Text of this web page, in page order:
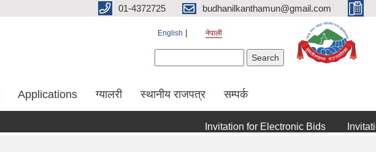
01-4372725 budhanilkanthamun@gmail.com
English नेपाली
Applications ग्यालरी स्थानीय राजपत्र सम्पर्क
Invitation for Electronic Bids